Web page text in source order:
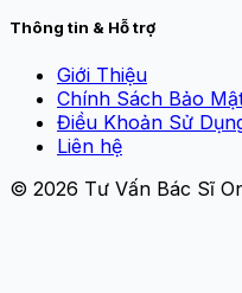
Thông tin & Hỗ trợ
Giới Thiệu
Chính Sách Bảo
Điều Khoản Sử
Liên hệ
© 2026 Tư Vấn Bác Sĩ